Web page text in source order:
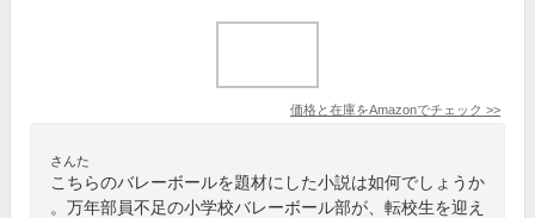
価格と在庫をAmazonでチェック >>
さんた
こちらのバレーボールを題材にした小説は如何でしょうか
。万年部員不足の小学校バレーボール部が、転校生を迎え